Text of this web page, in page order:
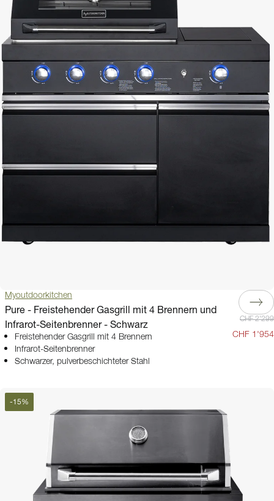
Myoutdoorkitchen
Pure - Freistehender Gasgrill mit 4 Brennern und
Infrarot-Seitenbrenner - Schwarz
Freistehender Gasgrill mit 4 Brennern
Infrarot-Seitenbrenner
Schwarzer, pulverbeschichteter Stahl
CHF 2'299
CHF 1'954
-15%